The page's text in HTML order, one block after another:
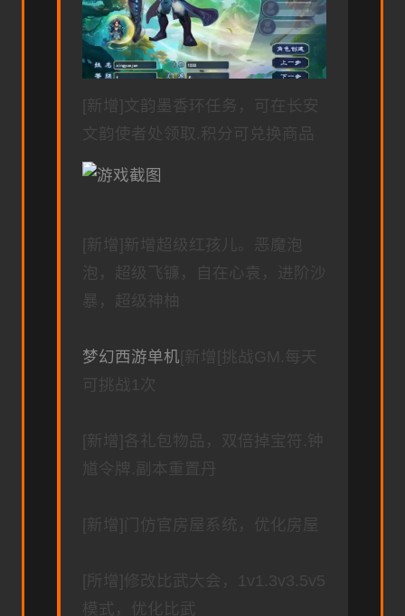
[新增]文韵墨香环任务，可在长安
文韵使者处领取.积分可兑换商品
[新增]新增超级红孩儿。恶魔泡
泡，超级飞镰，自在心袁，进阶沙
暴，超级神柚
梦幻西游单机 [新增[挑战GM.每天
可挑战1次
[新增]各礼包物品，双倍掉宝符.钟
馗令牌.副本重置丹
[新增]门仿官房屋系统，优化房屋
[所增]修改比武大会，1v1.3v3.5v5
模式，优化比武